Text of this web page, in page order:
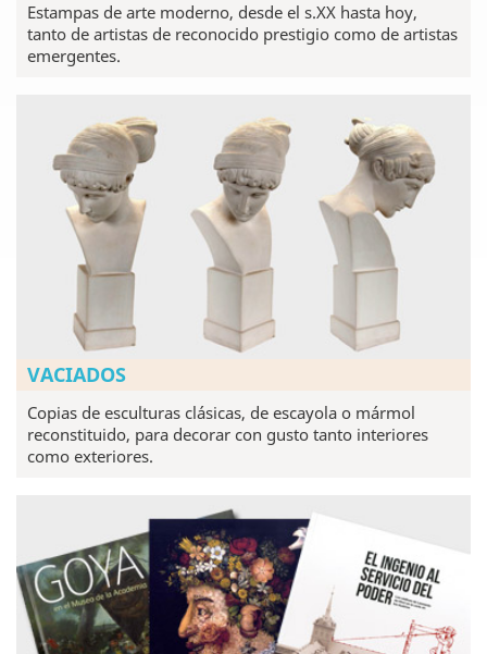
Estampas de arte moderno, desde el s.XX hasta hoy,
tanto de artistas de reconocido prestigio como de artistas
emergentes.
VACIADOS
Copias de esculturas clásicas, de escayola o mármol
reconstituido, para decorar con gusto tanto interiores
como exteriores.